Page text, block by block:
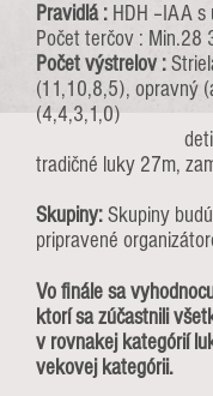
Pravidlá : HDH –IAA s
Počet terčov : Min.28
Počet výstrelov :
(11,10,8,5), opravný
(4,4,3,1,0)
deti max
tradičné luky 27m,
Skupiny:Skupiny
pripravené
Vo finále sa
ktorí sa zúčastnili
v rovnakej kategórií
vekovej kategórii.